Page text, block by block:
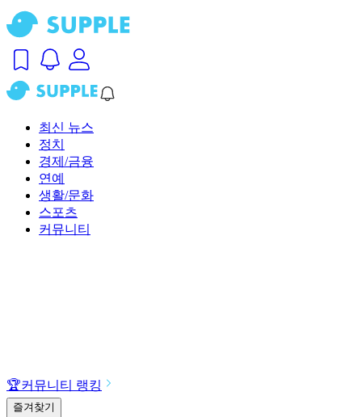
최신 뉴스
정치
경제/금융
연예
생활/문화
스포츠
커뮤니티
🏆커뮤니티 랭킹
즐겨찾기